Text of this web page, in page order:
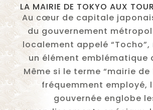
LA MAIRIE DE TOKYO AUX
Au cœur de capitale
du gouvernement
localement appelé
un élément emblématique
Même si le terme “mairie de
fréquemment employé,
gouvernée englobe